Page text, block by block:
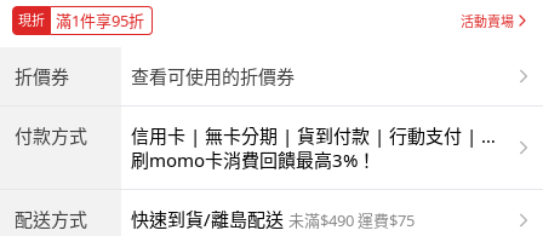
現折 滿1件享95折 活動賣場
折價券 查看可使用的折價券
付款方式
信用卡 | 無卡分期 | 貨到付款 | 行動支付 | 超
商付款 | ATM | 銀聯卡
刷momo卡消費回饋最高3%！
配送方式 快速到貨/離島配送 未滿$490 運費$75